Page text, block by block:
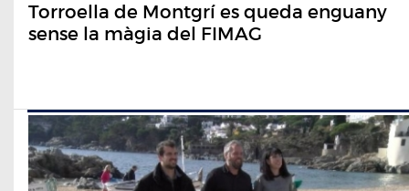
Torroella de Montgrí es queda enguany
sense la màgia del FIMAG